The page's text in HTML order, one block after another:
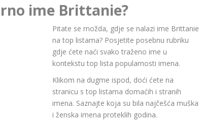
ime Brittanie?
Pitate se možda, gdje se nalazi ime Brittanie
na top listama? Posjetite posebnu rubriku
gdje ćete naći svako traženo ime u
kontekstu top lista popularnosti imena.
Klikom na dugme ispod, doći ćete na
stranicu s top listama domaćih i stranih
imena. Saznajte koja su bila najčešća muška
i ženska imena proteklih godina.